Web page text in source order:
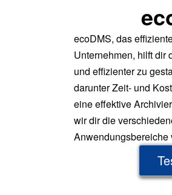
ecoDMS, das
Unternehmen, hilft dir
und effizienter zu
darunter Zeit- und
eine effektive
wir dir die
Anwendungsbereiche